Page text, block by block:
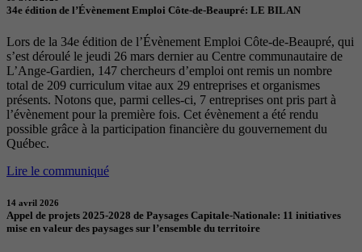
34e édition de l’Évènement Emploi Côte-de-Beaupré: LE BILAN
Lors de la 34e édition de l’Évènement Emploi Côte-de-Beaupré, qui
s’est déroulé le jeudi 26 mars dernier au Centre communautaire de
L’Ange-Gardien, 147 chercheurs d’emploi ont remis un nombre
total de 209 curriculum vitae aux 29 entreprises et organismes
présents. Notons que, parmi celles-ci, 7 entreprises ont pris part à
l’évènement pour la première fois. Cet évènement a été rendu
possible grâce à la participation financière du gouvernement du
Québec.
Lire le communiqué
14 avril 2026
Appel de projets 2025-2028 de Paysages Capitale-Nationale: 11 initiatives
mise en valeur des paysages sur l’ensemble du territoire